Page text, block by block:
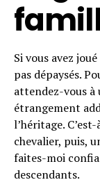
Si vous avez
pas dépaysés.
attendez-vous
étrangement
l’héritage.
chevalier, puis,
faites-moi
descendants.